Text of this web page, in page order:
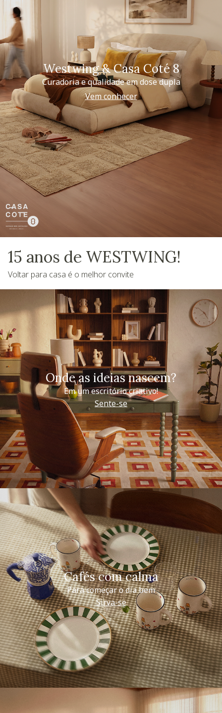
Westwing & Casa Coté 8
Curadoria e qualidade em dose dupla
Vem conhecer
15 anos de WESTWING!
Voltar para casa é o melhor convite
Onde as ideias nascem?
Em um escritório criativo!
Sente-se
Cafés com calma
Para começar o dia bem
Sirva-se